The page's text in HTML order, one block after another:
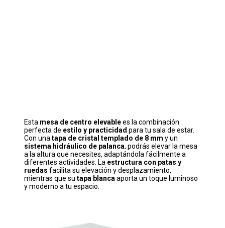
Esta mesa de centro elevablees la combinación
perfecta de estilo y practicidad para tu sala de estar.
Con unatapa de cristal templado de 8 mm y un
sistema hidráulico de palanca, podrás elevar la mesa
a la altura que necesites, adaptándola fácilmente a
diferentes actividades. La estructura con patas y
ruedas facilita su elevación y desplazamiento,
mientras que su tapa blancaaporta un toque luminoso
y moderno a tu espacio.